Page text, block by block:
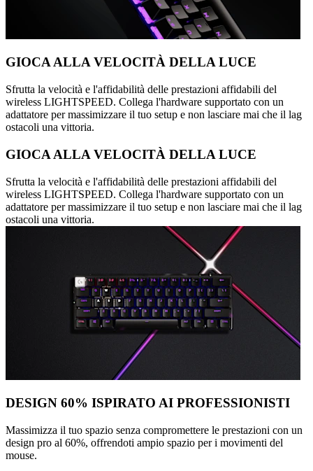
GIOCA ALLA VELOCITÀ DELLA LUCE
Sfrutta la velocità e l'affidabilità delle prestazioni affidabili del
wireless LIGHTSPEED. Collega l'hardware supportato con un
adattatore per massimizzare il tuo setup e non lasciare mai che il lag
ostacoli una vittoria.
GIOCA ALLA VELOCITÀ DELLA LUCE
Sfrutta la velocità e l'affidabilità delle prestazioni affidabili del
wireless LIGHTSPEED. Collega l'hardware supportato con un
adattatore per massimizzare il tuo setup e non lasciare mai che il lag
ostacoli una vittoria.
DESIGN 60% ISPIRATO AI PROFESSIONISTI
Massimizza il tuo spazio senza compromettere le prestazioni con un
design pro al 60%, offrendoti ampio spazio per i movimenti del
mouse.